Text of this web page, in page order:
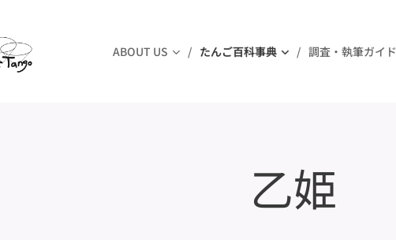
ABOUT US たんご百科事典 調査・執筆ガイド
乙姫